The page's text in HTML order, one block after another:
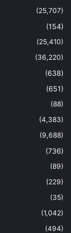
(25,707)
(154)
(25,410)
(36,220)
(638)
(651)
(88)
(4,383)
(9,688)
(736)
(89)
(229)
(35)
(1,042)
(494)